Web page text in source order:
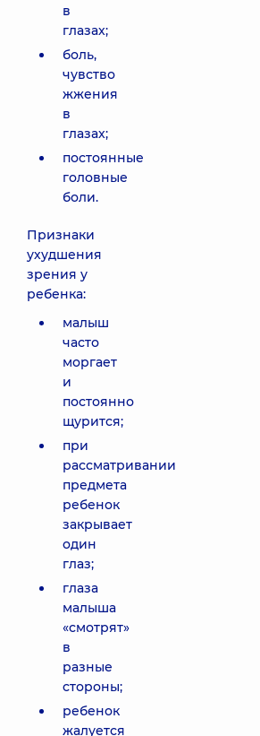
в
глазах;
боль,
чувство
жжения
в
глазах;
постоянные
головные
боли.
Признаки
ухудшения
зрения у
ребенка:
малыш
часто
моргает
и
постоянно
щурится;
при
рассматривании
предмета
ребенок
закрывает
один
глаз;
глаза
малыша
«смотрят»
в
разные
стороны;
ребенок
жалуется